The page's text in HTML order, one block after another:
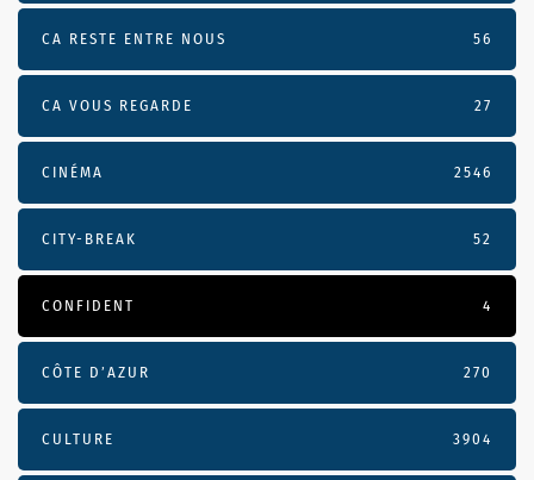
CA RESTE ENTRE NOUS 56
CA VOUS REGARDE 27
CINÉMA 2546
CITY-BREAK 52
CONFIDENT 4
CÔTE D’AZUR 270
CULTURE 3904